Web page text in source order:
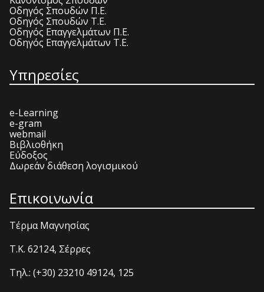
Οδηγός Σπουδών Π.Ε.
Οδηγός Σπουδών Τ.Ε.
Οδηγός Επαγγελμάτων Π.Ε.
Οδηγός Επαγγελμάτων Τ.Ε.
Υπηρεσίες
e-Learning
e-gram
webmail
Βιβλιοθήκη
Εύδοξος
Δωρεάν διάθεση λογισμικού
Επικοινωνία
Τέρμα Μαγνησίας
T.K. 62124, Σέρρες
Τηλ.: (+30) 23210 49124, 125